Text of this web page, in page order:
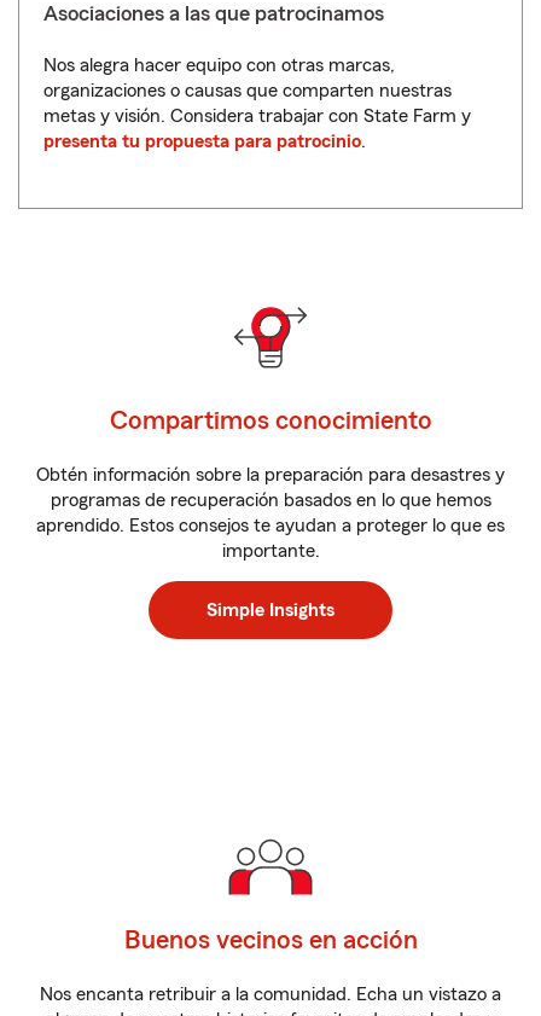
Asociaciones a las que patrocinamos
Nos alegra hacer equipo con otras marcas,
organizaciones o causas que comparten nuestras
metas y visión. Considera trabajar con State Farm y
presenta tu propuesta para patrocinio.
Compartimos conocimiento
Obtén información sobre la preparación para desastres y
programas de recuperación basados en lo que hemos
aprendido. Estos consejos te ayudan a proteger lo que es
importante.
Simple Insights
Buenos vecinos en acción
Nos encanta retribuir a la comunidad. Echa un vistazo a